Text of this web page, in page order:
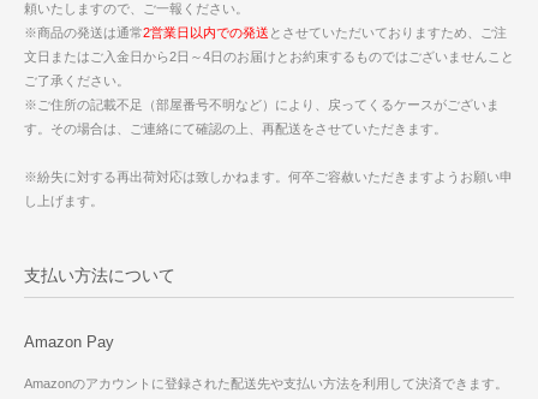
頼いたしますので、ご一報ください。
※商品の発送は通常2営業日以内での発送 とさせていただいておりますため、ご注
文日またはご入金日から2日～4日のお届けとお約束するものではございませんこと
ご了承ください。
※ご住所の記載不足（部屋番号不明など）により、戻ってくるケースがございま
す。その場合は、ご連絡にて確認の上、再配送をさせていただきます。
※紛失に対する再出荷対応は致しかねます。何卒ご容赦いただきますようお願い申
し上げます。
支払い方法について
Amazon Pay
Amazonのアカウントに登録された配送先や支払い方法を利用して決済できます。